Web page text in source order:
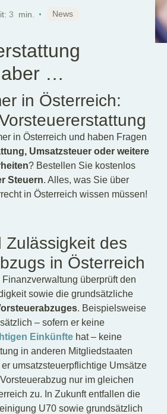
3 min. News
aber …
in Österreich:
in Österreich und haben Fragen
Umsatzsteuer oder weitere
? Bestellen Sie kostenlos
Steuern. Alles, was Sie über
in Österreich wissen müssen!
Zulässigkeit des
in Österreich
überprüft den
sowie die grundsätzliche
. Beispielsweise
– sofern er keine
Einkünfte hat – keine
in anderen Mitgliedstaaten
umsatzsteuerpflichtige Umsätze
nur im gleichen
zu. In Zukunft entfallen die
U70 sowie grundsätzlich